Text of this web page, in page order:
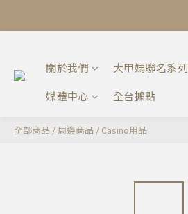
關於我們 大甲媽聯名系列
媒體中心
全台據點
全部商品 / 周邊商品 / Casino用品